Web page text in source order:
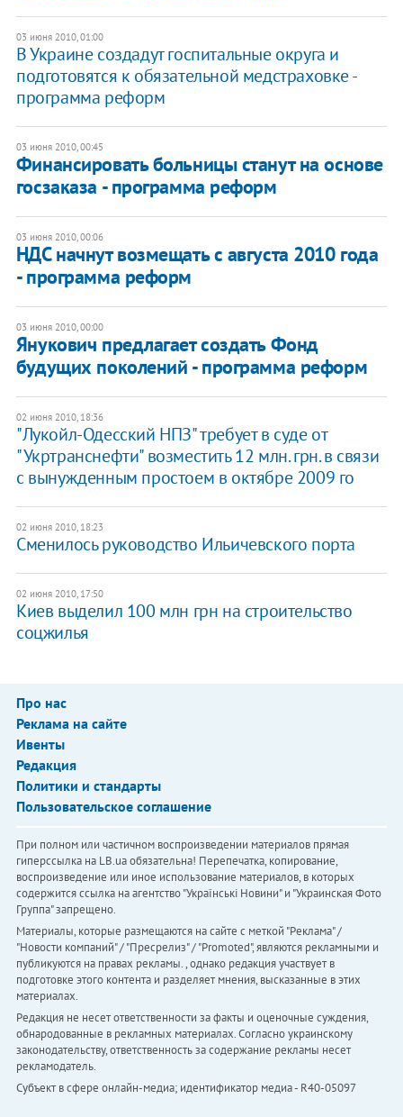
03 июня 2010, 01:00
В Украине создадут госпитальные округа и
подготовятся к обязательной медстраховке -
программа реформ
03 июня 2010, 00:45
Финансировать больницы станут на основе
госзаказа - программа реформ
03 июня 2010, 00:06
НДС начнут возмещать с августа 2010 года
- программа реформ
03 июня 2010, 00:00
Янукович предлагает создать Фонд
будущих поколений - программа реформ
02 июня 2010, 18:36
"Лукойл-Одесский НПЗ" требует в суде от
"Укртранснефти" возместить 12 млн. грн. в связи
с вынужденным простоем в октябре 2009 го
02 июня 2010, 18:23
Сменилось руководство Ильичевского порта
02 июня 2010, 17:50
Киев выделил 100 млн грн на строительство
соцжилья
Про нас
Реклама на сайте
Ивенты
Редакция
Политики и стандарты
Пользовательское соглашение
При полном или частичном воспроизведении материалов прямая
гиперссылка на LB.ua обязательна! Перепечатка, копирование,
воспроизведение или иное использование материалов, в которых
содержится ссылка на агентство "Українськi Новини" и "Украинская Фото
Группа" запрещено.
Материалы, которые размещаются на сайте с меткой "Реклама" /
"Новости компаний" / "Пресрелиз" / "Promoted", являются рекламными и
публикуются на правах рекламы. , однако редакция участвует в
подготовке этого контента и разделяет мнения, высказанные в этих
материалах.
Редакция не несет ответственности за факты и оценочные суждения,
обнародованные в рекламных материалах. Согласно украинскому
законодательству, ответственность за содержание рекламы несет
рекламодатель.
Субъект в сфере онлайн-медиа; идентификатор медиа - R40-05097